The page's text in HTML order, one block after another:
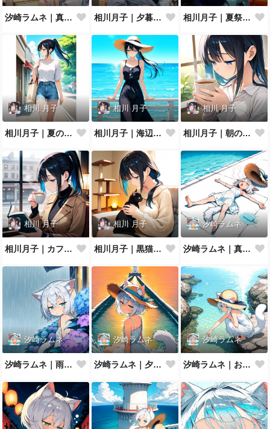
汐崎ラムネ｜真夏の扇風機ぶわっ 相川月子｜夕暮れのバルコニー 相川月子｜夏祭りの浴衣
相川 月子
相川月子｜夏の休日カジュアル
相川 月子
相川月子｜海辺のリゾートワンピ
相川 月子
相川月子｜朝のハーブティー
相川 月子
相川月子｜カフェで読書
相川 月子
相川月子｜黒猫とニットの休日
汐崎ラムネ
汐崎ラムネ｜真夏の防波堤でとろけ猫
汐崎ラムネ
汐崎ラムネ｜雨やどり
汐崎ラムネ
汐崎ラムネ｜夕暮れの防波堤
汐崎ラムネ
汐崎ラムネ｜およげない猫っ子